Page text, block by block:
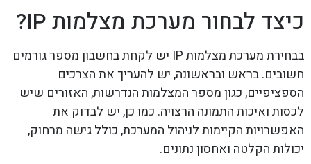
כיצד לבחור מערכת מצלמות IP?
בבחירת מערכת מצלמות IP יש לקחת בחשבון מספר גורמים
חשובים. בראש ובראשונה, יש להעריך את הצרכים
הספציפיים, כגון מספר המצלמות הנדרשות, האזורים שיש
לכסות ואיכות התמונה הרצויה. כמו כן, יש לבדוק את
האפשרויות הקיימות לניהול המערכת, כולל גישה מרחוק,
יכולות הקלטה ואחסון נתונים.